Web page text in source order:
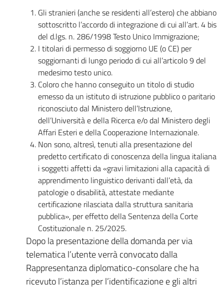
Gli stranieri (anche se residenti all’estero) che abbiano
sottoscritto l’accordo di integrazione di cui all’art. 4 bis
del d.lgs. n. 286/1998 Testo Unico Immigrazione;
I titolari di permesso di soggiorno UE (o CE) per
soggiornanti di lungo periodo di cui all’articolo 9 del
medesimo testo unico.
Coloro che hanno conseguito un titolo di studio
emesso da un istituto di istruzione pubblico o paritario
riconosciuto dal Ministero dell’Istruzione,
dell’Università e della Ricerca e/o dal Ministero degli
Affari Esteri e della Cooperazione Internazionale.
Non sono, altresì, tenuti alla presentazione del
predetto certificato di conoscenza della lingua italiana
i soggetti affetti da «gravi limitazioni alla capacità di
apprendimento linguistico derivanti dall’età, da
patologie o disabilità, attestate mediante
certificazione rilasciata dalla struttura sanitaria
pubblica», per effetto della Sentenza della Corte
Costituzionale n. 25/2025.
Dopo la presentazione della domanda per via
telematica l’utente verrà convocato dalla
Rappresentanza diplomatico-consolare che ha
ricevuto l’istanza per l’identificazione e gli altri